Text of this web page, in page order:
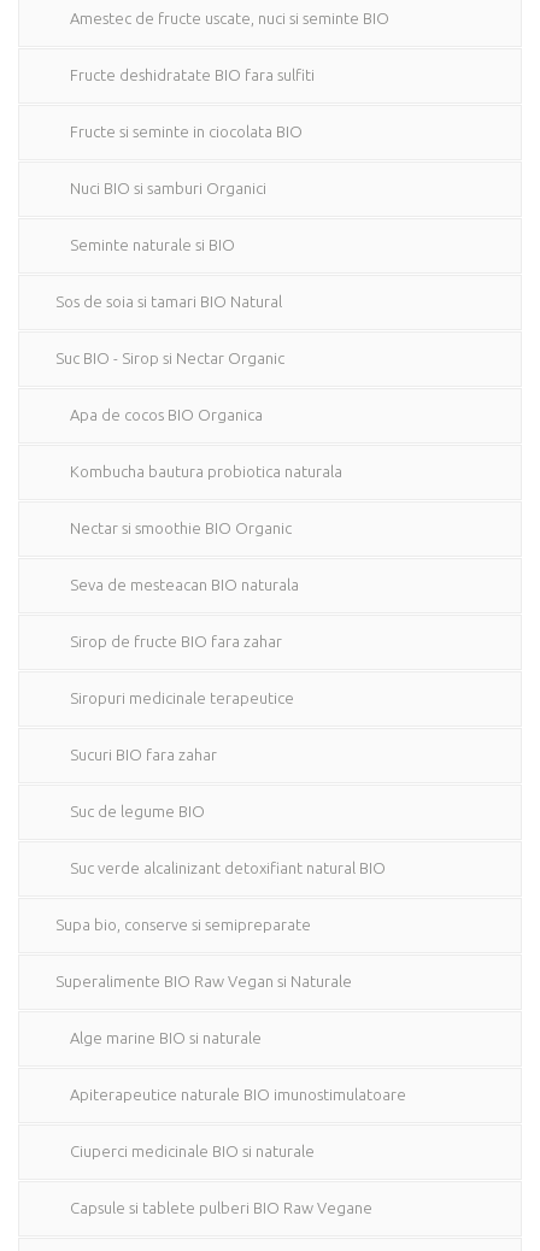
Amestec de fructe uscate, nuci si seminte BIO
Fructe deshidratate BIO fara sulfiti
Fructe si seminte in ciocolata BIO
Nuci BIO si samburi Organici
Seminte naturale si BIO
Sos de soia si tamari BIO Natural
Suc BIO - Sirop si Nectar Organic
Apa de cocos BIO Organica
Kombucha bautura probiotica naturala
Nectar si smoothie BIO Organic
Seva de mesteacan BIO naturala
Sirop de fructe BIO fara zahar
Siropuri medicinale terapeutice
Sucuri BIO fara zahar
Suc de legume BIO
Suc verde alcalinizant detoxifiant natural BIO
Supa bio, conserve si semipreparate
Superalimente BIO Raw Vegan si Naturale
Alge marine BIO si naturale
Apiterapeutice naturale BIO imunostimulatoare
Ciuperci medicinale BIO si naturale
Capsule si tablete pulberi BIO Raw Vegane